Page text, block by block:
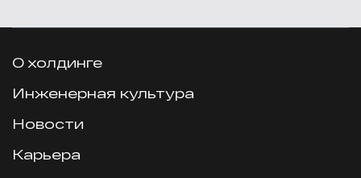
О холдинге
Инженерная культура
Новости
Карьера